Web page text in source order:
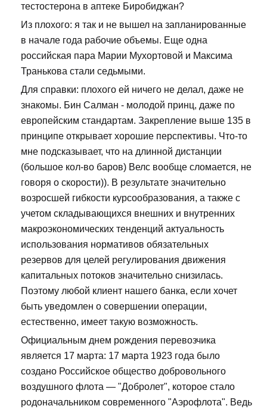
тестостерона в аптеке Биробиджан?
Из плохого: я так и не вышел на запланированные
в начале года рабочие объемы. Еще одна
российская пара Марии Мухортовой и Максима
Транькова стали седьмыми.
Для справки: плохого ей ничего не делал, даже не
знакомы. Бин Салман - молодой принц, даже по
европейским стандартам. Закрепление выше 135 в
принципе открывает хорошие перспективы. Что-то
мне подсказывает, что на длинной дистанции
(большое кол-во баров) Велс вообще сломается, не
говоря о скорости)). В результате значительно
возросшей гибкости курсообразования, а также с
учетом складывающихся внешних и внутренних
макроэкономических тенденций актуальность
использования нормативов обязательных
резервов для целей регулирования движения
капитальных потоков значительно снизилась.
Поэтому любой клиент нашего банка, если хочет
быть уведомлен о совершении операции,
естественно, имеет такую возможность.
Официальным днем рождения перевозчика
является 17 марта: 17 марта 1923 года было
создано Российское общество добровольного
воздушного флота — "Добролет", которое стало
родоначальником современного "Аэрофлота". Ведь